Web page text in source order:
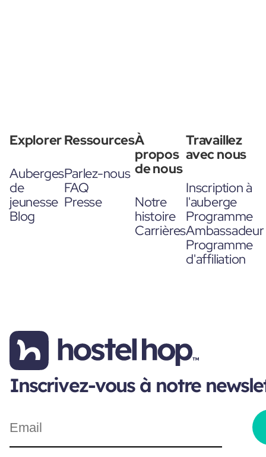
Explorer
Auberges
de
jeunesse
Blog
Ressources
Parlez-nous
FAQ
Presse
À
propos
de nous
Notre
histoire
Carrières
Travaillez
avec nous
Inscription à
l'auberge
Programme
Ambassadeur
Programme
d'affiliation
Inscrivez-vous à notre